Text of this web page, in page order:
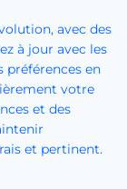
avec des
à jour avec les
préférences en
votre
et des
et pertinent.